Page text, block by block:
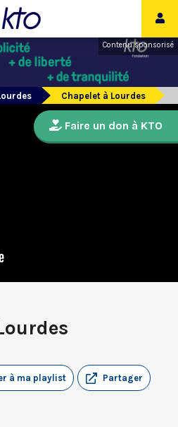
Contenu sponsorisé
Chapelet à Lourdes
Partager
à ma playlist
Faire un don à KTO